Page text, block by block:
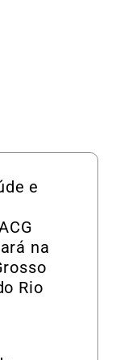
e
na
Rio